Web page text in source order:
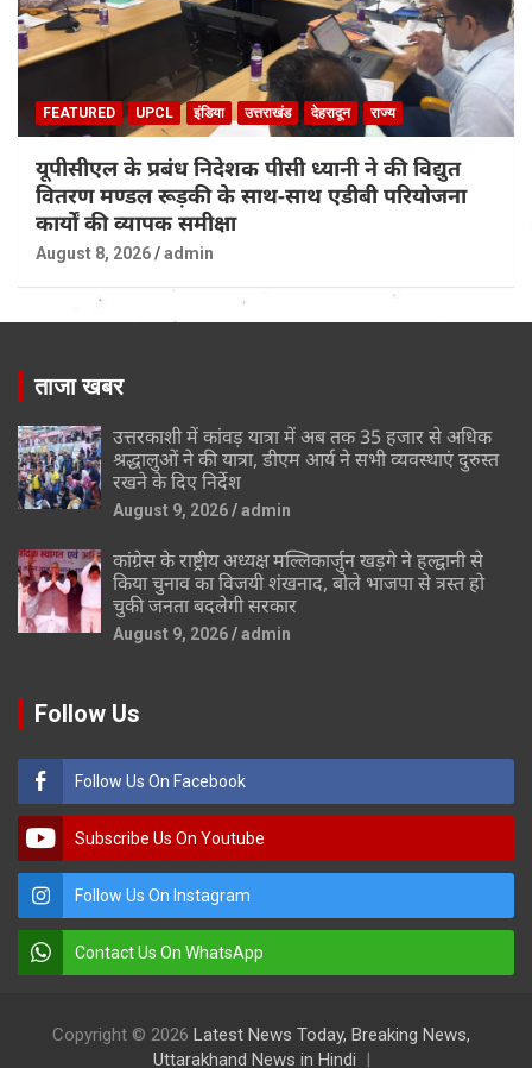
FEATURED UPCL इंडिया उत्तराखंड देहरादून राज्य
यूपीसीएल के प्रबंध निदेशक पीसी ध्यानी ने की विद्युत
वितरण मण्डल रूड़की के साथ-साथ एडीबी परियोजना
कार्यों की व्यापक समीक्षा
August 8, 2026 admin
ताजा खबर
उत्तरकाशी में कांवड़ यात्रा में अब तक 35 हजार से अधिक
श्रद्धालुओं ने की यात्रा, डीएम आर्य ने सभी व्यवस्थाएं दुरुस्त
रखने के दिए निर्देश
August 9, 2026 admin
कांग्रेस के राष्ट्रीय अध्यक्ष मल्लिकार्जुन खड़गे ने हल्द्वानी से
किया चुनाव का विजयी शंखनाद, बोले भाजपा से त्रस्त हो
चुकी जनता बदलेगी सरकार
August 9, 2026 admin
Follow Us
Follow Us On Facebook
Subscribe Us On Youtube
Follow Us On Instagram
Contact Us On WhatsApp
Copyright © 2026 Latest News Today, Breaking News,
Uttarakhand News in Hindi